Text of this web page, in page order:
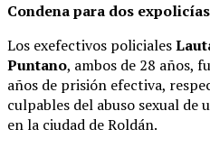
Condena para dos
Los exefectivos policiales
Puntano, ambos de 28 años,
años de prisión efectiva,
culpables del abuso sexual de
en la ciudad de Roldán.